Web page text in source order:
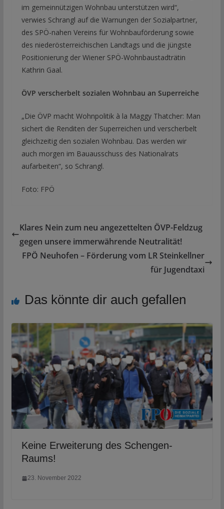
im gemeinnützigen Wohnbau unterstützen wird“,
verwies Schrangl auf die Warnungen der Sozialpartner,
des SPÖ-nahen Vereins für Wohnbauförderung sowie
des niederösterreichischen Landtags und die jüngste
Positionierung der Wiener SPÖ-Wohnbaustadträtin
Kathrin Gaal.
ÖVP verscherbelt sozialen Wohnbau an Superreiche
„Die ÖVP macht Wohnpolitik à la Maggy Thatcher: Man
sichert die Renditen der Superreichen und verscherbelt
gleichzeitig den sozialen Wohnbau. Das werden wir
auch morgen im Bauausschuss des Nationalrats
aufarbeiten“, so Schrangl.
Foto: FPÖ
Klares Nein zum neu angezettelten ÖVP-Feldzug
gegen unsere immerwährende Neutralität!
FPÖ Neuhofen – Förderung vom LR Steinkellner
für Jugendtaxi
Das könnte dir auch gefallen
Keine Erweiterung des Schengen-
Raums!
23. November 2022